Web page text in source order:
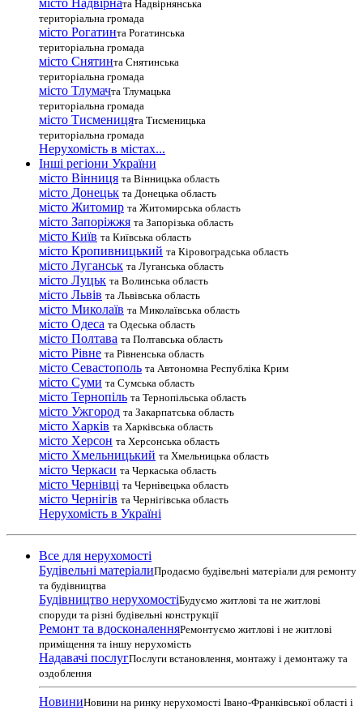
місто Надвірната Надвірнянська
територіальна громада
місто Рогатинта Рогатинська
територіальна громада
місто Снятинта Снятинська
територіальна громада
місто Тлумачта Тлумацька
територіальна громада
місто Тисменицята Тисменицька
територіальна громада
Нерухомість в містах...
Інші регіони України
місто Вінниця та Вінницька область
місто Донецьк та Донецька область
місто Житомир та Житомирська область
місто Запоріжжя та Запорізька область
місто Київ та Київська область
місто Кропивницький та Кіровоградська область
місто Луганськ та Луганська область
місто Луцьк та Волинська область
місто Львів та Львівська область
місто Миколаїв та Миколаївська область
місто Одеса та Одеська область
місто Полтава та Полтавська область
місто Рівне та Рівненська область
місто Севастополь та Автономна Республіка Крим
місто Суми та Сумська область
місто Тернопіль та Тернопільська область
місто Ужгород та Закарпатська область
місто Харків та Харківська область
місто Херсон та Херсонська область
місто Хмельницький та Хмельницька область
місто Черкаси та Черкаська область
місто Чернівці та Чернівецька область
місто Чернігів та Чернігівська область
Нерухомість в Україні
Все для нерухомості
Будівельні матеріалиПродаємо будівельні матеріали для ремонту
та будівництва
Будівництво нерухомостіБудуємо житлові та не житлові
споруди та різні будівельні конструкції
Ремонт та вдосконаленняРемонтуємо житлові і не житлові
приміщення та іншу нерухомість
Надавачі послугПослуги встановлення, монтажу і демонтажу та
оздоблення
НовиниНовини на ринку нерухомості Івано-Франківської області і